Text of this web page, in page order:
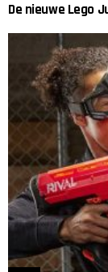
De nieuwe Lego